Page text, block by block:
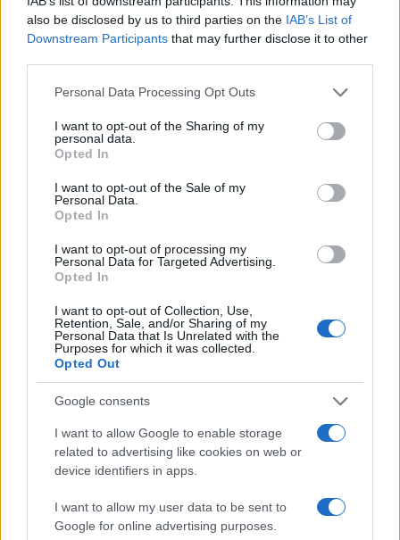
also be disclosed by us to third parties on the IAB’s List of
Downstream Participants that may further disclose it to other
Please note that this website/app uses one or more Google
not limited to your visit or usage behaviour. You may click to
grant or deny consent to Google and its third-party tags to
use your data for below specified purposes in below Google
consent section.
Personal Data Processing Opt Outs
I want to opt-out of the Sharing of my
personal data.
Opted In
I want to opt-out of the Sale of my
Personal Data.
Opted In
I want to opt-out of processing my
Personal Data for Targeted Advertising.
Opted In
I want to opt-out of Collection, Use,
Retention, Sale, and/or Sharing of my
Personal Data that Is Unrelated with the
Purposes for which it was collected.
Opted Out
Google consents
I want to allow Google to enable storage
related to advertising like cookies on web or
device identifiers in apps.
I want to allow my user data to be sent to
Google for online advertising purposes.
prolunga la vita dell’attrezzatura e rende costante
Tabelle riassuntive rapide
Riepilogo dei parametri chiave per sci da pista, utili
come promemoria:
Parametro Indicazioni
Raggio
11–13 m turn rapidi;
allround;
18–22 mstabilità
Larghezza
centro
65–72 mmpista; 72–78 mm
78–85 mmtolleranza
Lunghezza
90–95% altezza principianti; 95–100%
intermedi; 100–105% esperti
scarponi
130/90–110 E (U/D)
Impostare con tecnico; usare tabelle